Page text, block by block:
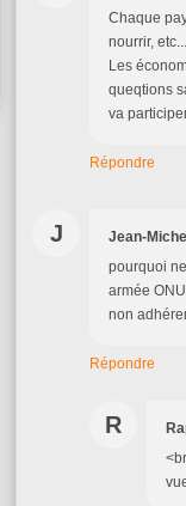
Chaque
nourrir,
Les
queqtions
va
Répondre
J Jean-Michel
pourquoi
armée
non
Répondre
R